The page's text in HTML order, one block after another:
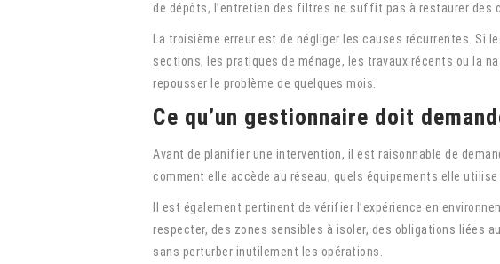
de dépôts, l’entretien des filtres ne suffit pas à restaurer des
La troisième erreur est de négliger les causes récurrentes.
sections, les pratiques de ménage, les travaux récents ou la
repousser le problème de quelques mois.
Ce qu’un gestionnaire doit
Avant de planifier une intervention, il est raisonnable de
comment elle accède au réseau, quels équipements elle
Il est également pertinent de vérifier l’expérience en
respecter, des zones sensibles à isoler, des obligations liées
sans perturber inutilement les opérations.